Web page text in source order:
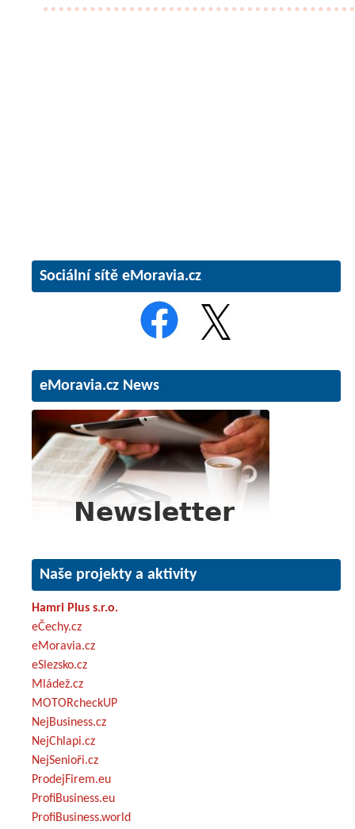
Sociální sítě eMoravia.cz
eMoravia.cz News
Naše projekty a aktivity
Hamri Plus s.r.o.
eČechy.cz
eMoravia.cz
eSlezsko.cz
Mládež.cz
MOTORcheckUP
NejBusiness.cz
NejChlapi.cz
NejSenioři.cz
ProdejFirem.eu
ProfiBusiness.eu
ProfiBusiness.world